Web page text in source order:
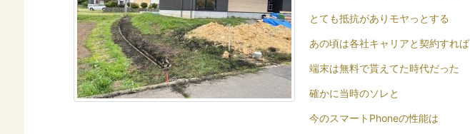
とても抵抗がありモヤっとする
あの頃は各社キャリアと契約すれば
端末は無料で貰えてた時代だった
確かに当時のソレと
今のスマートPhoneの性能は